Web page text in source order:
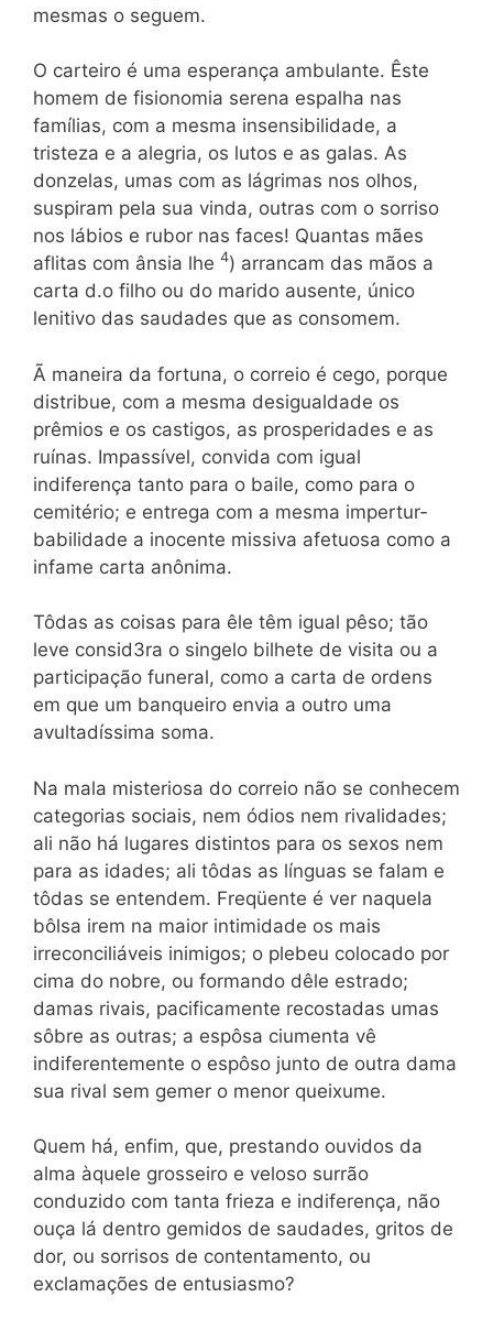
mesmas o seguem.
O carteiro é uma esperança ambulante. Êste
homem de fi­sionomia serena espalha nas
famílias, com a mesma insensibilida­de, a
tristeza e a alegria, os lutos e as galas. As
donzelas, umas com as lágrimas nos olhos,
suspiram pela sua vinda, outras com o sorriso
nos lábios e rubor nas faces! Quantas mães
aflitas com ânsia lhe 4) arrancam das mãos a
carta d.o filho ou do marido ausente, único
lenitivo das saudades que as consomem.
Ã maneira da fortuna, o correio é cego, porque
distribue, com a mesma desigualdade os
prêmios e os castigos, as prosperidades e as
ruínas. Impassível, convida com igual
indiferença tanto para o baile, como para o
cemitério; e entrega com a mesma impertur­
babilidade a inocente missiva afetuosa como a
infame carta anô­nima.
Tôdas as coisas para êle têm igual pêso; tão
leve consid3ra o singelo bilhete de visita ou a
participação funeral, como a carta de ordens
em que um banqueiro envia a outro uma
avultadíssima soma.
Na mala misteriosa do correio não se conhecem
categorias sociais, nem ódios nem rivalidades;
ali não há lugares distintos para os sexos nem
para as idades; ali tôdas as línguas se falam e
tôdas se entendem. Freqüente é ver naquela
bôlsa irem na maior intimidade os mais
irreconciliáveis inimigos; o plebeu co­locado por
cima do nobre, ou formando dêle estrado;
damas rivais, pacificamente recostadas umas
sôbre as outras; a espôsa ciumen­ta vê
indiferentemente o espôso junto de outra dama
sua rival sem gemer o menor queixume.
Quem há, enfim, que, prestando ouvidos da
alma àquele gros­seiro e veloso surrão
conduzido com tanta frieza e indiferença, não
ouça lá dentro gemidos de saudades, gritos de
dor, ou sorrisos de contentamento, ou
exclamações de entusiasmo?